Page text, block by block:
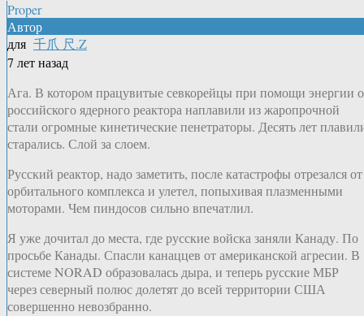
Proper
Автор
для 千爪 尺.Z
7 лет назад
Ага. В котором працувитые севкорейцы при помощи энергии
российского ядерного реактора наплавили из жаропрочной
стали огромные кинетические пенетраторы. Десять лет
старались. Слой за слоем.
Русский реактор, надо заметить, после катастрофы отрезался от
орбитального комплекса и улетел, попыхивая плазменными
моторами. Чем пиндосов сильно впечатлил.
Я уже дочитал до места, где русские войска заняли Канаду. По
просьбе Канады. Спасли канаццев от американской агресии. В
системе NORAD образовалась дыра, и теперь русские МБР
через северный полюс долетят до всей территории США
совершенно невозбранно.